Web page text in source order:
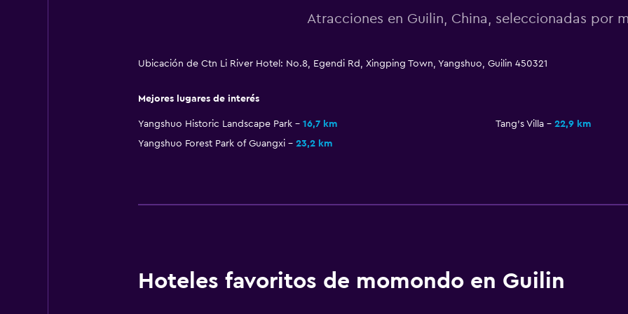
Atracciones en Guilin, China, seleccionadas por
Ubicación de Ctn Li River Hotel: No.8, Egendi Rd, Xingping Town, Yangshuo, Guilin 450321
Mejores lugares de interés
Yangshuo Historic Landscape Park 16,7 km Tang's Villa
22,9 km
Yangshuo Forest Park of Guangxi
23,2 km
Hoteles favoritos de momondo en Guilin